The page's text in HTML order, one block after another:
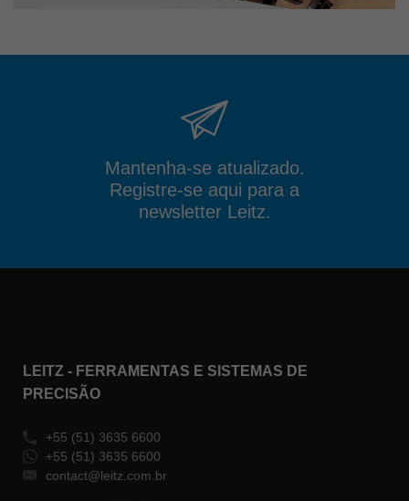
Mantenha-se atualizado.
Registre-se aqui para a
newsletter Leitz.
LEITZ - FERRAMENTAS E SISTEMAS DE
PRECISÃO
+55 (51) 3635 6600
+55 (51) 3635 6600
contact@leitz.com.br